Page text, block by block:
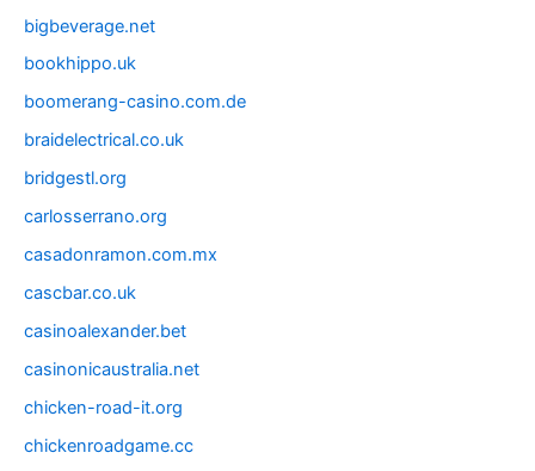
bigbeverage.net
bookhippo.uk
boomerang-casino.com.de
braidelectrical.co.uk
bridgestl.org
carlosserrano.org
casadonramon.com.mx
cascbar.co.uk
casinoalexander.bet
casinonicaustralia.net
chicken-road-it.org
chickenroadgame.cc